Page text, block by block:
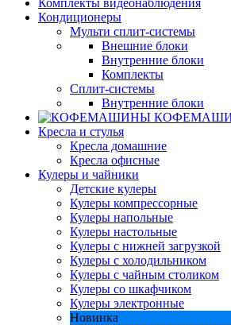
Комплекты видеонаблюдения
Кондиционеры
Мульти сплит-системы
Внешние блоки
Внутренние блоки
Комплекты
Сплит-системы
Внутренние блоки
Кресла и стулья
Кресла домашние
Кресла офисные
Кулеры и чайники
Детские кулеры
Кулеры компрессорные
Кулеры напольные
Кулеры настольные
Кулеры с нижней загрузкой
Кулеры с холодильником
Кулеры с чайным столиком
Кулеры со шкафчиком
Кулеры электронные
Новинка